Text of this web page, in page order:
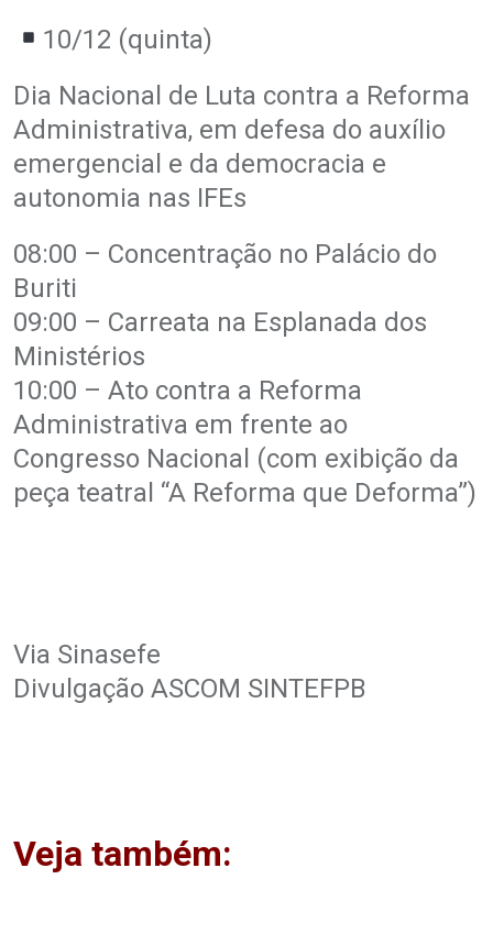
10/12 (quinta)
Dia Nacional de Luta contra a Reforma
Administrativa, em defesa do auxílio
emergencial e da democracia e
autonomia nas IFEs
08:00 – Concentração no Palácio do
Buriti
09:00 – Carreata na Esplanada dos
Ministérios
10:00 – Ato contra a Reforma
Administrativa em frente ao
Congresso Nacional (com exibição da
peça teatral “A Reforma que Deforma”)
Via Sinasefe
Divulgação ASCOM SINTEFPB
Veja também: